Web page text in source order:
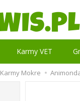
Karmy VET
Karmy Mokre